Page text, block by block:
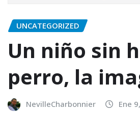
UNCATEGORIZED
Un niño sin
perro, la
NevilleCharbonnier Ene